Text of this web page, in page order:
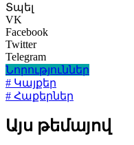
Տպել
VK
Facebook
Twitter
Telegram
Նորություններ
# Կայքեր
# Հաքերներ
Այս թեմայով